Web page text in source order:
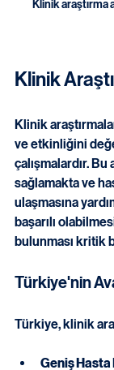
Klinik
Klinik
ve etkinliğini
çalışmalardır. Bu
sağlamakta ve
ulaşmasına
bulunması kritik
Türkiye'nin
Türkiye, klinik